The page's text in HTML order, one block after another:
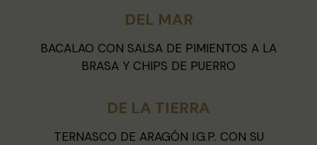
DEL MAR
BACALAO CON SALSA DE PIMIENTOS A LA
BRASA Y CHIPS DE PUERRO
DE LA TIERRA
TERNASCO DE ARAGÓN I.G.P. CON SU